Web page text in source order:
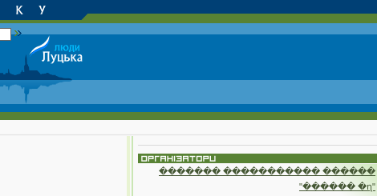
������� ����������� ������
"������ �ղ"